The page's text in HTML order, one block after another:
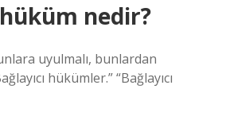
hüküm nedir?
uyulmalı, bunlardan
hükümler.” “Bağlayıcı